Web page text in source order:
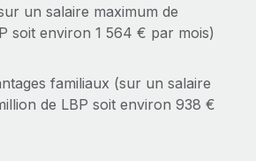
sur les risques en
vos équipements informatiques
l'as de l'IA, a développé
120 % avec Remote
crée des infrastructures open
mission est...
un salaire maximum de
soit environ 1 564 € par mois)
familiaux (sur un salaire
de LBP soit environ 938 €